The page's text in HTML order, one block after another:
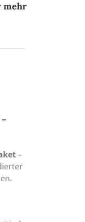
mehr
–